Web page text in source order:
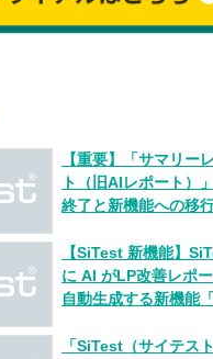
【重要】「サマリー
ト（旧AIレポート）
終了と新機能への移
【SiTest 新機能】
に AI がLP改善レポ
自動生成する新機能
リリース記念で AI ク
「SiTest（サイテスト